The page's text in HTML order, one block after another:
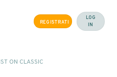
REGISTRATI
LOG
IN
ON CLASSIC